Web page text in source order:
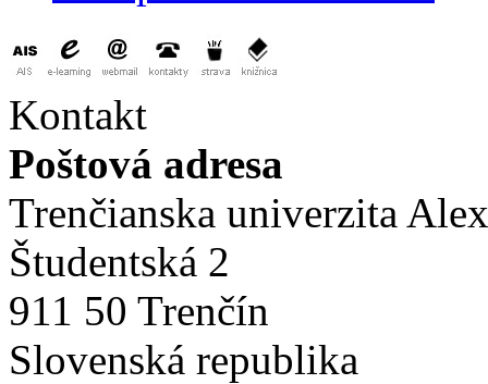
Kontakt
Poštová adresa
Trenčianska univerzita
Študentská 2
911 50 Trenčín
Slovenská republika